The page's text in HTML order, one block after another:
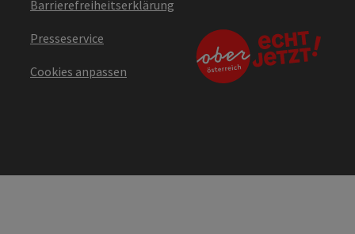
Barrierefreiheitserklärung
Presseservice
Cookies anpassen